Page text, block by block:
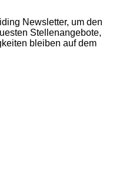
Newsletter, um den
Stellenangebote,
bleiben auf dem